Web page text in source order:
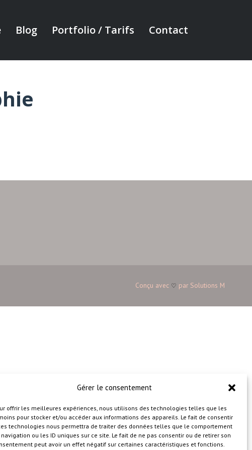
Gérer le consentement
offrir les meilleures expériences, nous utilisons des technologies telles que les
pour stocker et/ou accéder aux informations des appareils. Le fait de consentir
technologies nous permettra de traiter des données telles que le comportement
navigation ou les ID uniques sur ce site. Le fait de ne pas consentir ou de retirer son
peut avoir un effet négatif sur certaines caractéristiques et fonctions.
Blog Portfolio / Tarifs Contact
Conçu avec ♡ par Solutions M